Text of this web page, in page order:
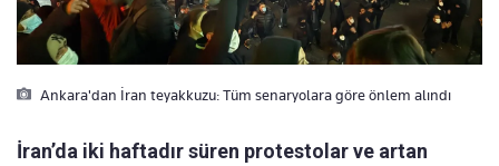
Ankara'dan İran teyakkuzu: Tüm senaryolara göre önlem alındı
İran’da iki haftadır süren protestolar ve artan